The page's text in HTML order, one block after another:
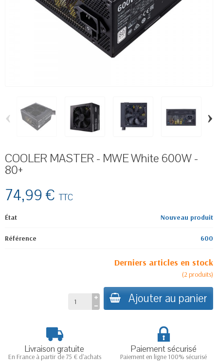
‹ ›
COOLER MASTER - MWE White 600W -
80+
74,99 €TTC
État Nouveau produit
Référence 600
Derniers articles en stock
(2produits)
Ajouter au panier
Livraison gratuite
En France à partir de 75 € d'achats
Paiement sécurisé
Paiement en ligne 100% sécurisé